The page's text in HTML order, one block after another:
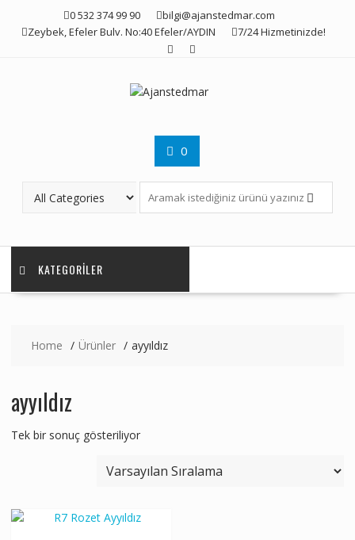
0 532 374 99 90
bilgi@ajanstedmar.com
Zeybek, Efeler Bulv. No:40 Efeler/AYDIN
7/24 Hizmetinizde!
0
KATEGORILER
Home Ürünler ayyıldız
ayyıldız
Tek bir sonuç gösteriliyor